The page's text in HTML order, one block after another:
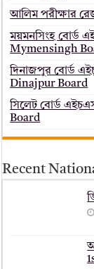
আলিম পরীক্ষার
ময়মনসিংহ বোর্ড
Mymensingh
দিনাজপুর বোর্ড
Dinajpur Board
সিলেট বোর্ড
Board
Recent